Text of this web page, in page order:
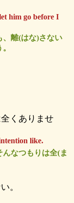
him go before I
、離(はな)さない
くありませ
like.
なつもりは全(ま
。